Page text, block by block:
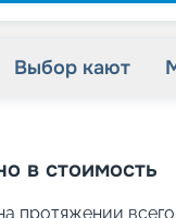
Выбор кают
в стоимость
протяжении